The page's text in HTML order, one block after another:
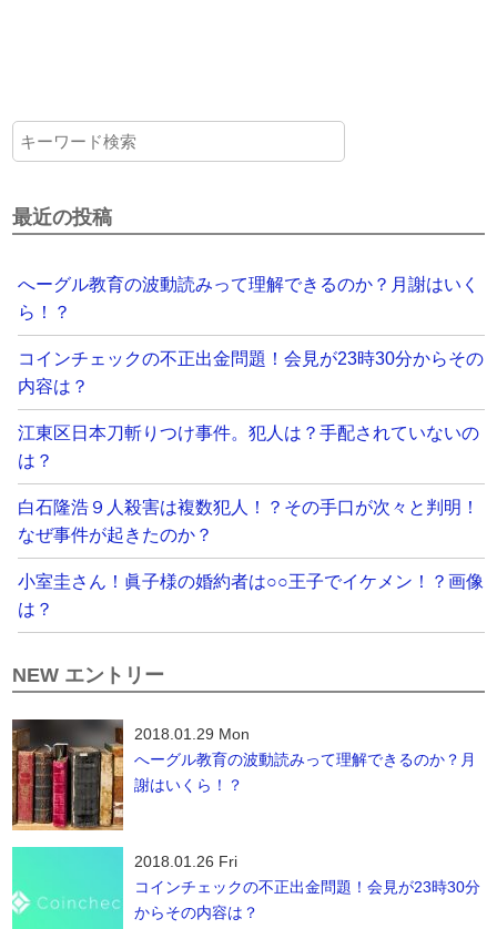
最近の投稿
へーグル教育の波動読みって理解できるのか？月謝はいく
ら！？
コインチェックの不正出金問題！会見が23時30分からその
内容は？
江東区日本刀斬りつけ事件。犯人は？手配されていないの
は？
白石隆浩９人殺害は複数犯人！？その手口が次々と判明！
なぜ事件が起きたのか？
小室圭さん！眞子様の婚約者は○○王子でイケメン！？画像
は？
NEW エントリー
2018.01.29 Mon
へーグル教育の波動読みって理解できるのか？月
謝はいくら！？
2018.01.26 Fri
コインチェックの不正出金問題！会見が23時30分
からその内容は？